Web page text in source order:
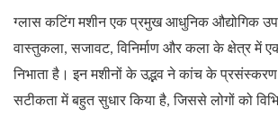
ग्लास कटिंग मशीन एक प्रमुख आधुनिक औद्योगिक
वास्तुकला, सजावट, विनिर्माण और कला के क्षेत्र में
निभाता है। इन मशीनों के उद्भव ने कांच के प्रसंस्करण
सटीकता में बहुत सुधार किया है, जिससे लोगों को